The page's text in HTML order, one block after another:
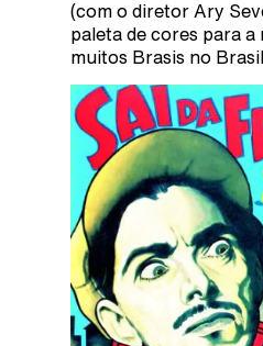
(com o diretor Ary
paleta de cores para
muitos Brasis no Brasil.